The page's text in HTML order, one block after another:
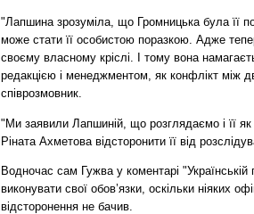
"Лапшина зрозуміла, що Громницька була її
може стати її особистою поразкою. Адже
своєму власному кріслі. І тому вона
редакцією і менеджментом, як конфлікт між
співрозмовник.
"Ми заявили Лапшиній, що розглядаємо і її
Ріната Ахметова відсторонити її від
Водночас сам Гужва у коментарі
виконувати свої обов’язки, оскільки ніяких
відсторонення не бачив.